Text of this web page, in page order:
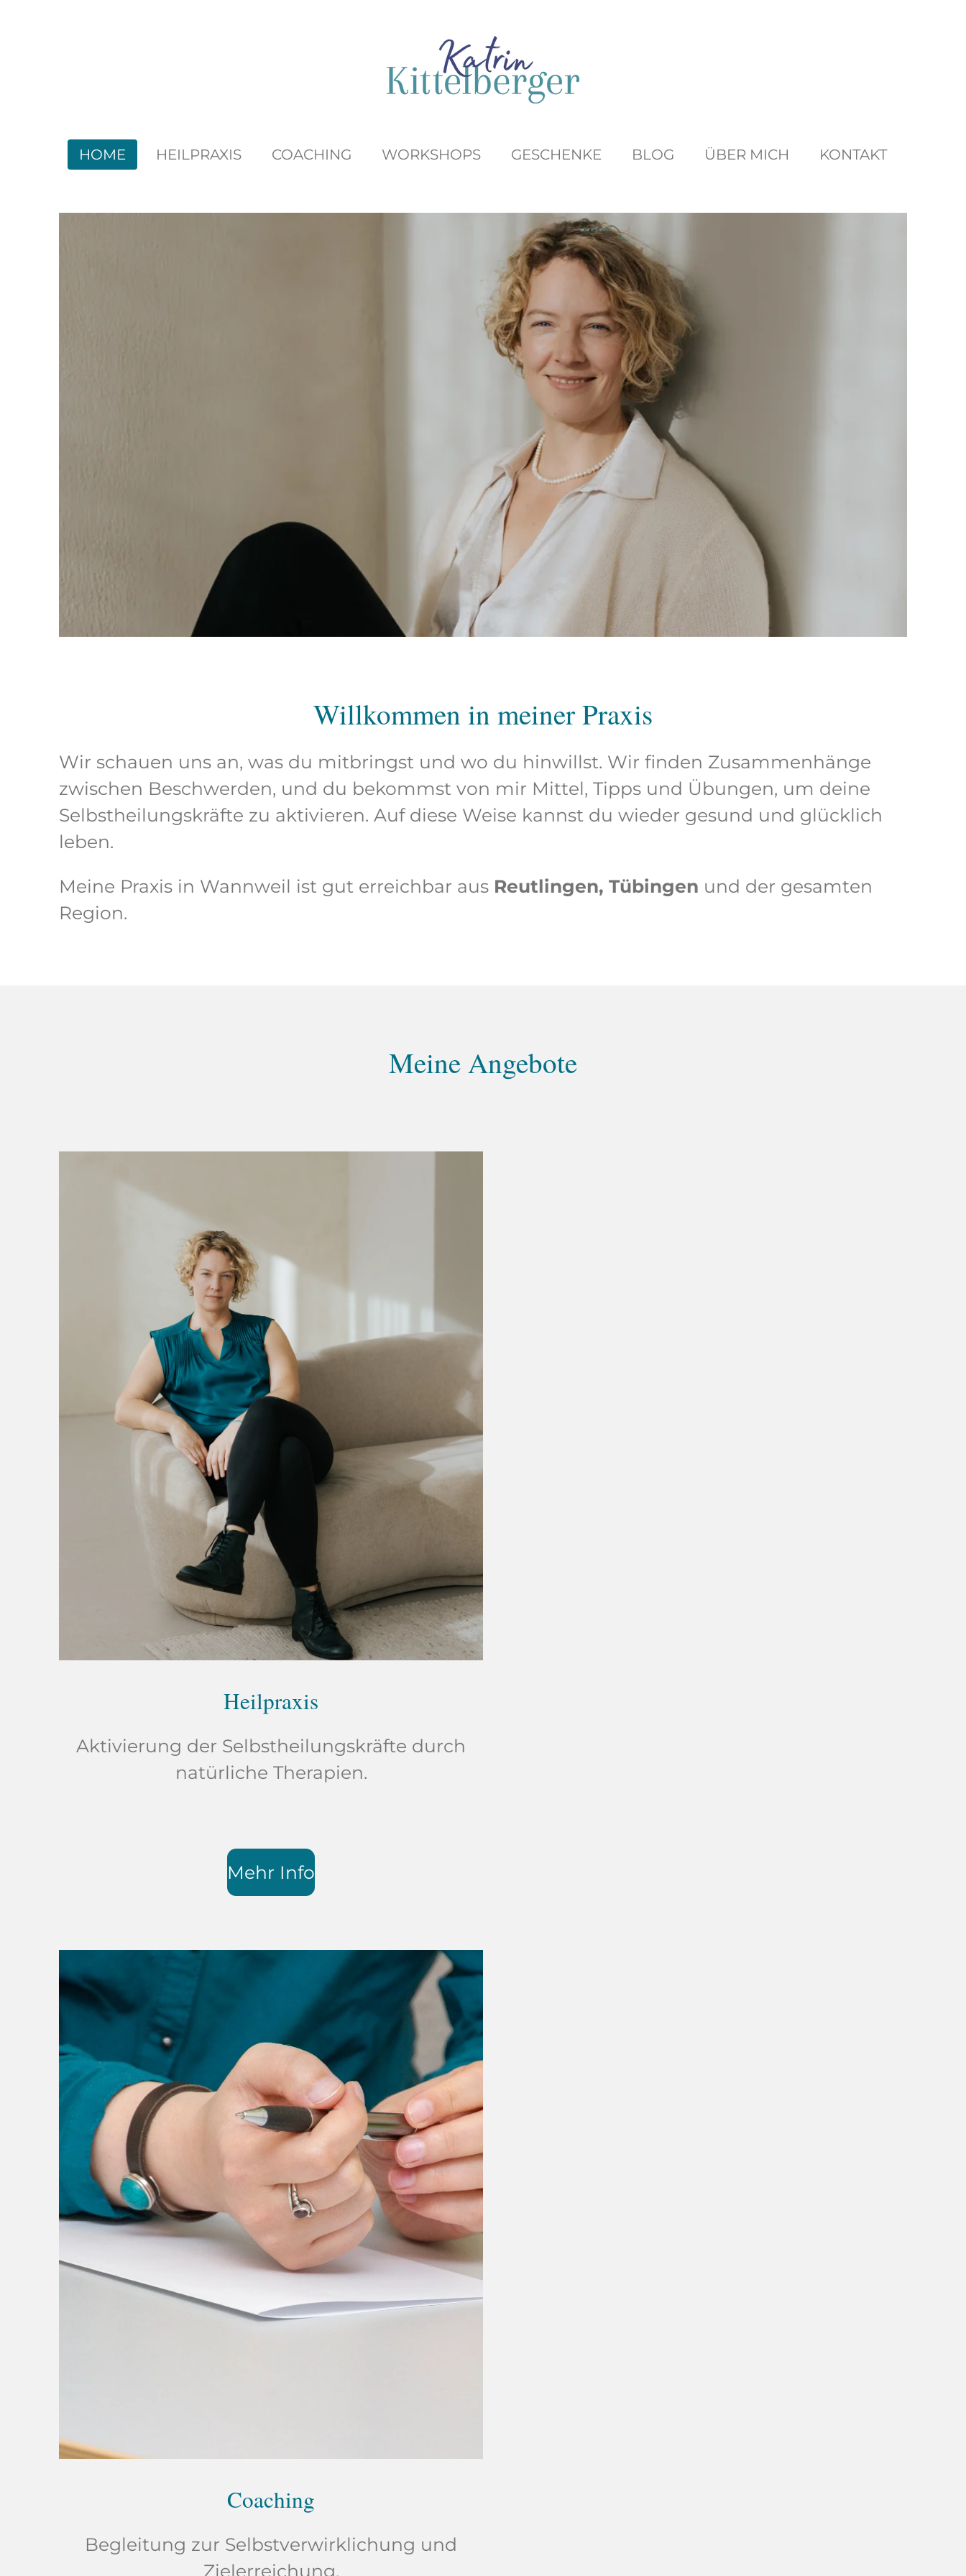
HOME HEILPRAXIS COACHING WORKSHOPS GESCHENKE BLOG ÜBER MICH KONTAKT
Willkommen in meiner Praxis
Wir schauen uns an, was du mitbringst und wo du hinwillst. Wir finden Zusammenhänge
zwischen Beschwerden, und du bekommst von mir Mittel, Tipps und Übungen, um deine
Selbstheilungskräfte zu aktivieren. Auf diese Weise kannst du wieder gesund und glücklich
leben.
Meine Praxis in Wannweil ist gut erreichbar aus Reutlingen, Tübingen und der gesamten
Region.
Meine Angebote
Heilpraxis
Aktivierung der Selbstheilungskräfte durch
natürliche Therapien.
Mehr Info
Coaching
Begleitung zur Selbstverwirklichung und
Zielerreichung.